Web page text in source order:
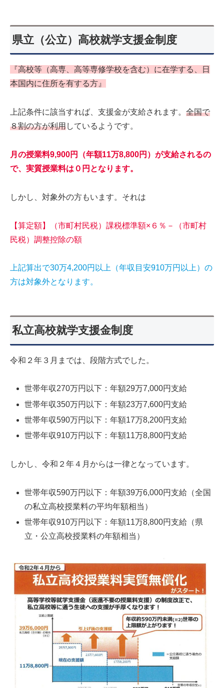
県立（公立）高校就学支援金制度
『高校等（高専、高等専修学校を含む）に在学する、日
本国内に住所を有する方』
上記条件に該当すれば、支援金が支給されます。 全国で
８割の方が利用しているようです。
月の授業料9,900円（年額11万8,800円）が支給されるの
で、実質授業料は０円となります。
しかし、対象外の方もいます。それは
【算定額】（市町村民税）課税標準額×６％－（市町村
民税）調整控除の額
上記算出で30万4,200円以上（年収目安910万円以上）の
方は対象外となります。
私立高校就学支援金制度
令和２年３月までは、段階方式でした。
世帯年収270万円以下：年額29万7,000円支給
世帯年収350万円以下：年額23万7,600円支給
世帯年収590万円以下：年額17万8,200円支給
世帯年収910万円以下：年額11万8,800円支給
しかし、令和２年４月からは一律となっています。
世帯年収590万円以下：年額39万6,000円支給（全国
の私立高校授業料の平均年額相当）
世帯年収910万円以下：年額11万8,800円支給（県
立・公立高校授業料の年額相当）